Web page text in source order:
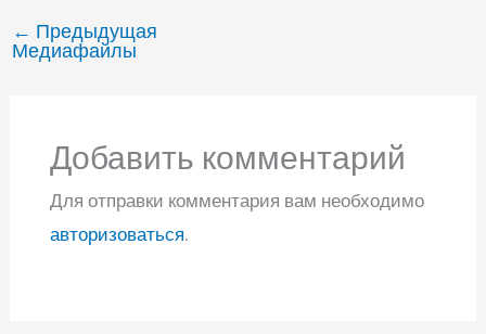
← Предыдущая
Медиафайлы
Добавить комментарий
Для отправки комментария вам необходимо
авторизоваться.